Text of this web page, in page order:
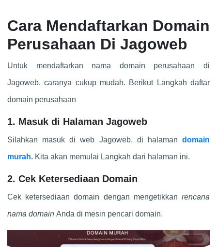
Cara Mendaftarkan Domain
Perusahaan Di Jagoweb
Untuk mendaftarkan nama domain perusahaan di
Jagoweb, caranya cukup mudah. Berikut Langkah daftar
domain perusahaan
1. Masuk di Halaman Jagoweb
Silahkan masuk di web Jagoweb, di halaman domain
murah. Kita akan memulai Langkah dari halaman ini.
2. Cek Ketersediaan Domain
Cek ketersediaan domain dengan mengetikkan rencana
nama domain Anda di mesin pencari domain.